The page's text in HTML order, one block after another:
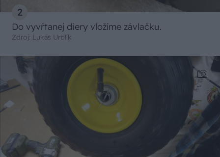
2
Do vyvŕtanej diery vložíme závlačku.
Zdroj: Lukáš Urblík